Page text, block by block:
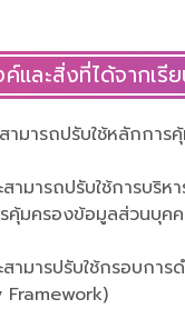
และสิ่งที่ได้จากเรี
สามารถปรับใช้หลักกา
สามารถปรับใช้การบ
คุ้มครองข้อมูลส่วนบุค
สามารปรับใช้กรอบก